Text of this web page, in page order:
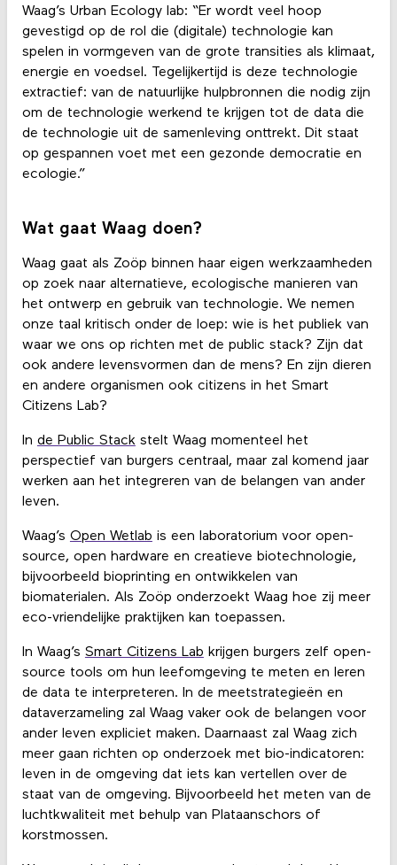
Waag’s Urban Ecology lab: “Er wordt veel hoop
gevestigd op de rol die (digitale) technologie kan
spelen in vormgeven van de grote transities als klimaat,
energie en voedsel. Tegelijkertijd is deze technologie
extractief: van de natuurlijke hulpbronnen die nodig zijn
om de technologie werkend te krijgen tot de data die
de technologie uit de samenleving onttrekt. Dit staat
op gespannen voet met een gezonde democratie en
ecologie.”
Wat gaat Waag doen?
Waag gaat als Zoöp binnen haar eigen werkzaamheden
op zoek naar alternatieve, ecologische manieren van
het ontwerp en gebruik van technologie. We nemen
onze taal kritisch onder de loep: wie is het publiek van
waar we ons op richten met de public stack? Zijn dat
ook andere levensvormen dan de mens? En zijn dieren
en andere organismen ook citizens in het Smart
Citizens Lab?
In de Public Stackstelt Waag momenteel het
perspectief van burgers centraal, maar zal komend jaar
werken aan het integreren van de belangen van ander
leven.
Waag’s Open Wetlab is een laboratorium voor open-
source, open hardware en creatieve biotechnologie,
bijvoorbeeld bioprinting en ontwikkelen van
biomaterialen. Als Zoöp onderzoekt Waag hoe zij meer
eco-vriendelijke praktijken kan toepassen.
In Waag’s Smart Citizens Lab krijgen burgers zelf open-
source tools om hun leefomgeving te meten en leren
de data te interpreteren. In de meetstrategieën en
dataverzameling zal Waag vaker ook de belangen voor
ander leven expliciet maken. Daarnaast zal Waag zich
meer gaan richten op onderzoek met bio-indicatoren:
leven in de omgeving dat iets kan vertellen over de
staat van de omgeving. Bijvoorbeeld het meten van de
luchtkwaliteit met behulp van Plataanschors of
korstmossen.